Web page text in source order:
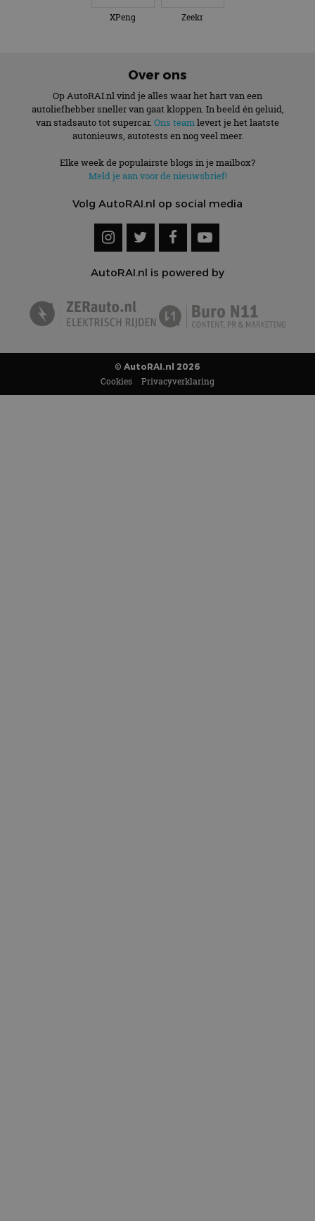
XPeng Zeekr
Over ons
Op AutoRAI.nl vind je alles waar het hart van een
autoliefhebber sneller van gaat kloppen. In beeld én geluid,
van stadsauto tot supercar. Ons teamlevert je het laatste
autonieuws, autotests en nog veel meer.
Elke week de populairste blogs in je mailbox?
Meld je aan voor de nieuwsbrief!
Volg AutoRAI.nl op social media
AutoRAI.nl is powered by
© AutoRAI.nl 2026
Cookies Privacyverklaring